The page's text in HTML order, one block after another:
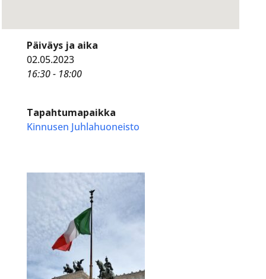
Päiväys ja aika
02.05.2023
16:30 - 18:00
Tapahtumapaikka
Kinnusen Juhlahuoneisto